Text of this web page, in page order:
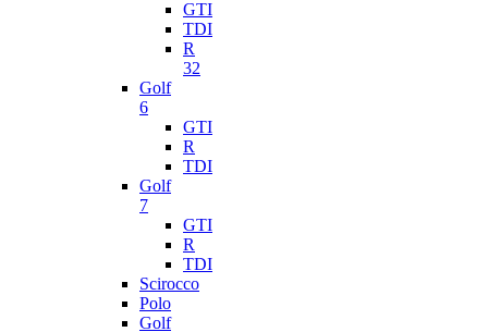
GTI
TDI
R
32
Golf
6
GTI
R
TDI
Golf
7
GTI
R
TDI
Scirocco
Polo
Golf